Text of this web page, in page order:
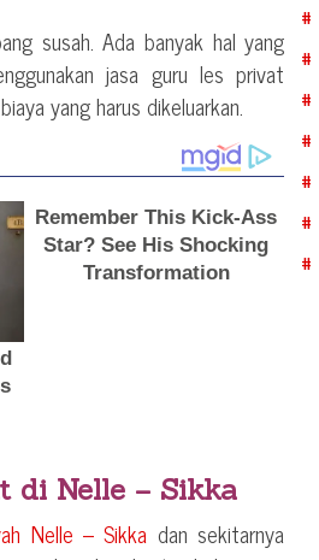
susah. Ada banyak hal yang
jasa guru les privat
yang harus dikeluarkan.
di Nelle – Sikka
Nelle – Sikka dan sekitarnya